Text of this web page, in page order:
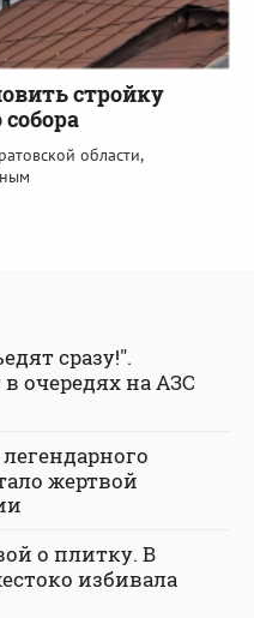
стройку
области,
сразу!".
очередях на АЗС
жертвой
о плитку. В
избивала